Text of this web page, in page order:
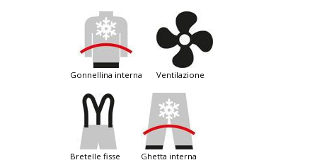
gonnellina interna ventilazione
bretelle fisse ghetta interna